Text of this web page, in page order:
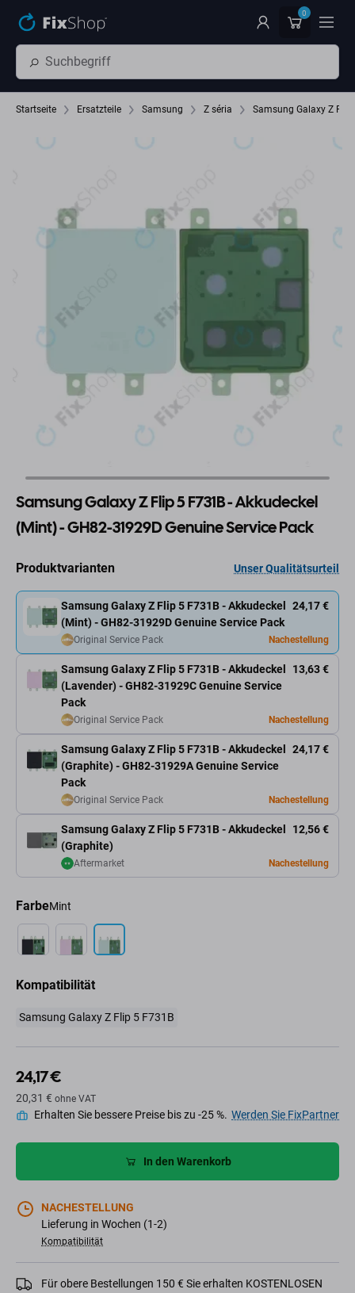
0
Startseite Ersatzteile Samsung Z séria Samsung Galaxy Z Flip
Samsung Galaxy Z Flip 5 F731B - Akkudeckel
(Mint) - GH82-31929D Genuine Service Pack
Produktvarianten Unser Qualitätsurteil
Samsung Galaxy Z Flip 5 F731B - Akkudeckel
(Mint) - GH82-31929D Genuine Service Pack
24,17 €
Original Service Pack Nachestellung
Samsung Galaxy Z Flip 5 F731B - Akkudeckel
(Lavender) - GH82-31929C Genuine Service
Pack
13,63 €
Original Service Pack Nachestellung
Samsung Galaxy Z Flip 5 F731B - Akkudeckel
(Graphite) - GH82-31929A Genuine Service
Pack
24,17 €
Original Service Pack Nachestellung
Samsung Galaxy Z Flip 5 F731B - Akkudeckel
(Graphite)
12,56 €
Aftermarket Nachestellung
FarbeMint
Kompatibilität
Samsung Galaxy Z Flip 5 F731B
24,17 €
20,31 € ohne VAT
Erhalten Sie bessere Preise bis zu -25 %. Werden Sie FixPartner
In den Warenkorb
NACHESTELLUNG
Lieferung in Wochen (1-2)
Kompatibilität
Für obere Bestellungen 150 € Sie erhalten KOSTENLOSEN